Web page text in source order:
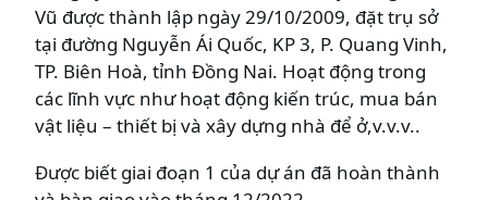
Vũ được thành lập ngày 29/10/2009, đặt trụ sở
tại đường Nguyễn Ái Quốc, KP 3, P. Quang Vinh,
TP. Biên Hoà, tỉnh Đồng Nai. Hoạt động trong
các lĩnh vực như hoạt động kiến trúc, mua bán
vật liệu – thiết bị và xây dựng nhà để ở,v.v.v..
Được biết giai đoạn 1 của dự án đã hoàn thành